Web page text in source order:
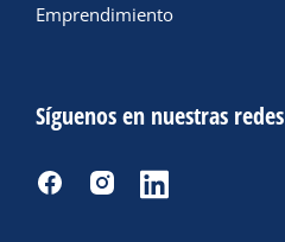
Emprendimiento
Síguenos en nuestras redes